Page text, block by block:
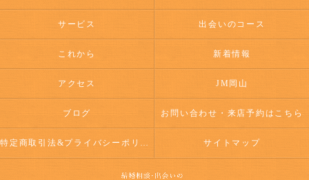
サービス 出会いのコース
これから 新着情報
アクセス JM岡山
ブログ お問い合わせ・来店予約はこちら
特定商取引法&プライバシーポリシー サイトマップ